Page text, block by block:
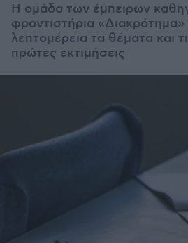
Η ομάδα των έμπειρων
φροντιστήρια «Διακρότημα»
λεπτομέρεια τα θέματα και
πρώτες εκτιμήσεις